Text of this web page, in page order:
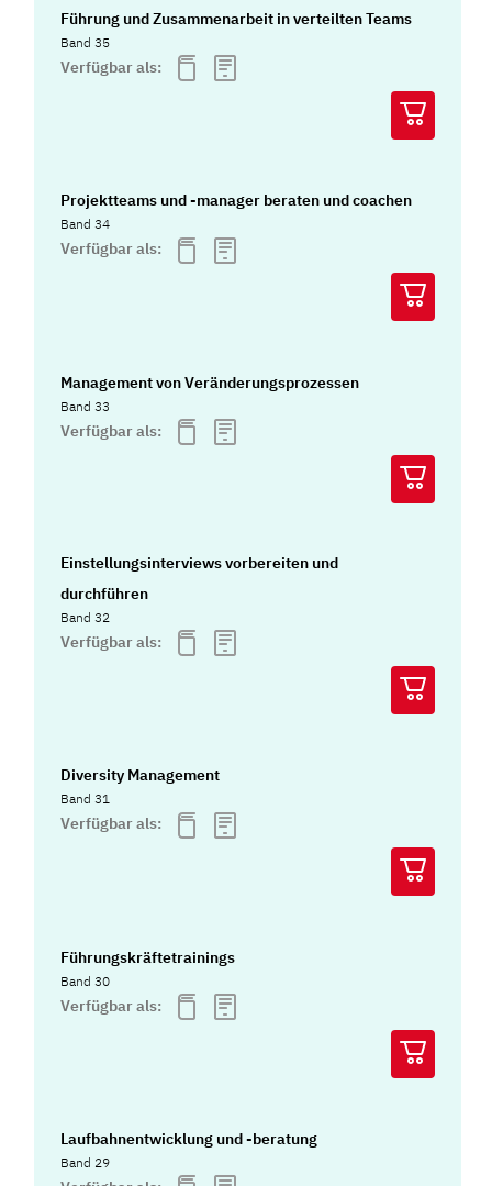
Führung und Zusammenarbeit in verteilten Teams
Band 35
Verfügbar als:
Projektteams und -manager beraten und coachen
Band 34
Verfügbar als:
Management von Veränderungsprozessen
Band 33
Verfügbar als:
Einstellungsinterviews vorbereiten und
durchführen
Band 32
Verfügbar als:
Diversity Management
Band 31
Verfügbar als:
Führungskräftetrainings
Band 30
Verfügbar als:
Laufbahnentwicklung und -beratung
Band 29